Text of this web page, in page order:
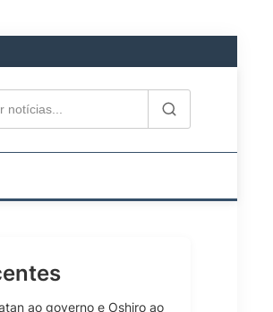
ao governo e Oshiro ao